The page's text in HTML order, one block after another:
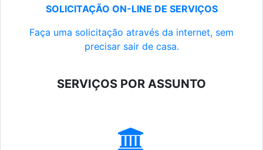
SOLICITAÇÃO ON-LINE DE SERVIÇOS
Faça uma solicitação através da internet, sem
precisar sair de casa.
SERVIÇOS POR ASSUNTO